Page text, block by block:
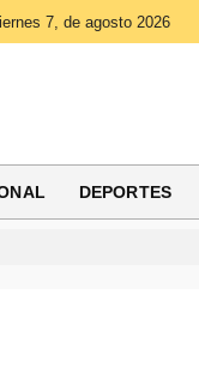
7, de agosto 2026
DEPORTES